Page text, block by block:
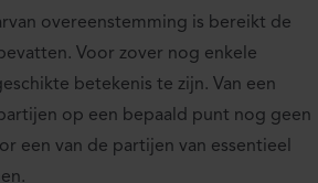
overeenstemming is bereikt de
Voor zover nog enkele
betekenis te zijn. Van een
op een bepaald punt nog geen
een van de partijen van essentieel